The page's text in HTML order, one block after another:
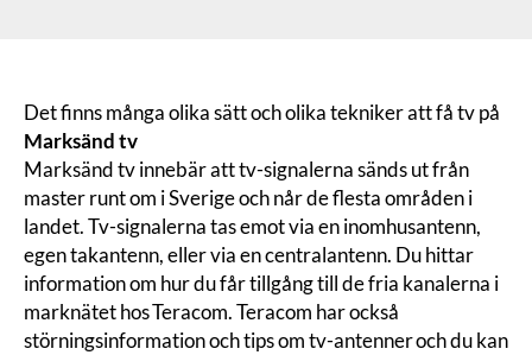
Det finns många olika sätt och olika tekniker att få tv på
Marksänd tv
Marksänd tv innebär att tv-signalerna sänds ut från
master runt om i Sverige och når de flesta områden i
landet. Tv-signalerna tas emot via en inomhusantenn,
egen takantenn, eller via en centralantenn. Du hittar
information om hur du får tillgång till de fria kanalerna i
marknätet hos Teracom. Teracom har också
störningsinformation och tips om tv-antenner och du kan